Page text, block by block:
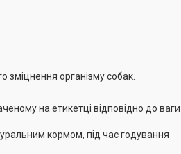
зміцнення організму собак.
на етикетці відповідно до ваги
кормом, під час годування